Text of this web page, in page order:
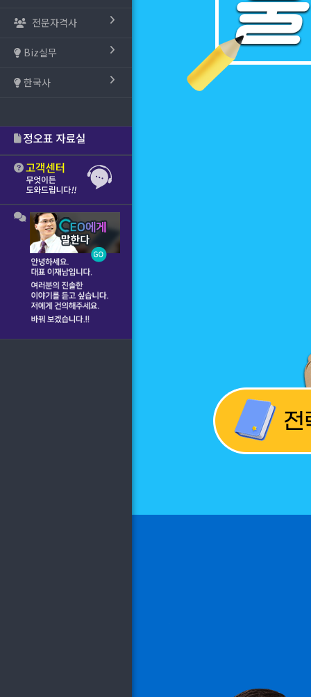
전문자격사
Biz실무
한국사